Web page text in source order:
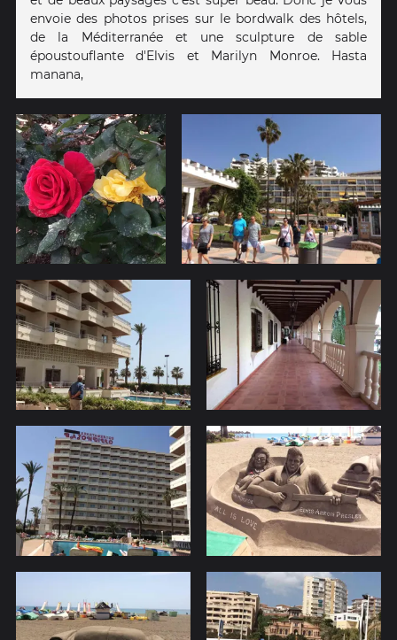
envoie des photos prises sur le bordwalk des hôtels,
de la Méditerranée et une sculpture de sable
époustouflante d'Elvis et Marilyn Monroe. Hasta
manana,